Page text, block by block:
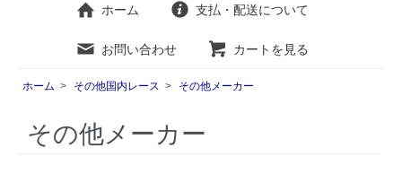
ホーム 支払・配送について
お問い合わせ カートを見る
ホーム > その他国内レース > その他メーカー
その他メーカー